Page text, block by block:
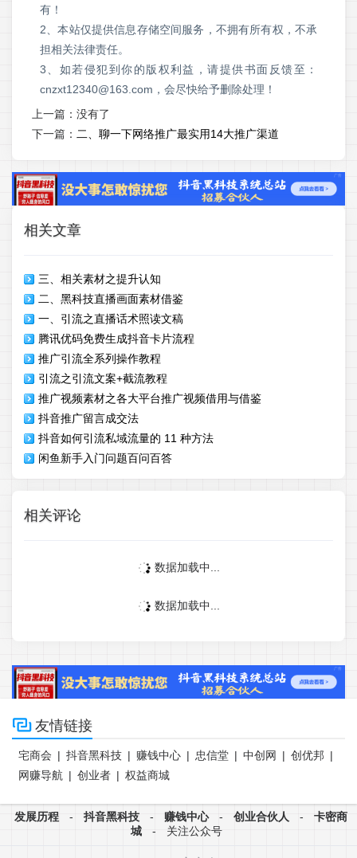
有！
2、本站仅提供信息存储空间服务，不拥有所有权，不承
担相关法律责任。
3、如若侵犯到你的版权利益，请提供书面反馈至：
cnzxt12340@163.com，会尽快给予删除处理！
上一篇：没有了
下一篇： 二、聊一下网络推广最实用14大推广渠道
相关文章
三、相关素材之提升认知
二、黑科技直播画面素材借鉴
一、引流之直播话术照读文稿
腾讯优码免费生成抖音卡片流程
推广引流全系列操作教程
引流之引流文案+截流教程
推广视频素材之各大平台推广视频借用与借鉴
抖音推广留言成交法
抖音如何引流私域流量的 11 种方法
闲鱼新手入门问题百问百答
相关评论
数据加载中...
数据加载中...
 友情链接
宅商会 | 抖音黑科技 | 赚钱中心 | 忠信堂 | 中创网 | 创优邦 |
网赚导航 | 创业者 | 权益商城
发展历程 - 抖音黑科技 - 赚钱中心 - 创业合伙人 -
卡密商
城
- 关注公众号